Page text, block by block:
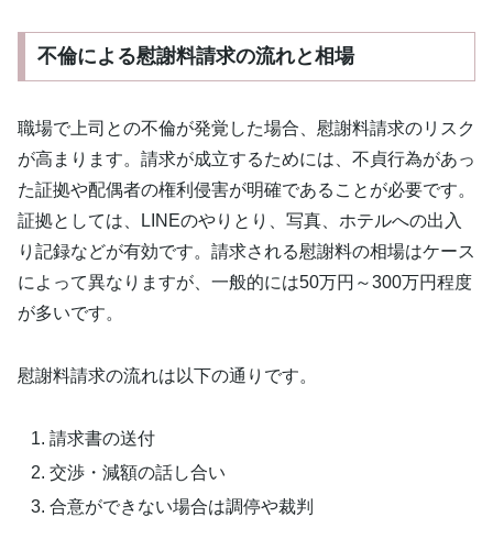
不倫による慰謝料請求の流れと相場
職場で上司との不倫が発覚した場合、慰謝料請求のリスク
が高まります。請求が成立するためには、不貞行為があっ
た証拠や配偶者の権利侵害が明確であることが必要です。
証拠としては、LINEのやりとり、写真、ホテルへの出入
り記録などが有効です。請求される慰謝料の相場はケース
によって異なりますが、一般的には50万円～300万円程度
が多いです。
慰謝料請求の流れは以下の通りです。
請求書の送付
交渉・減額の話し合い
合意ができない場合は調停や裁判